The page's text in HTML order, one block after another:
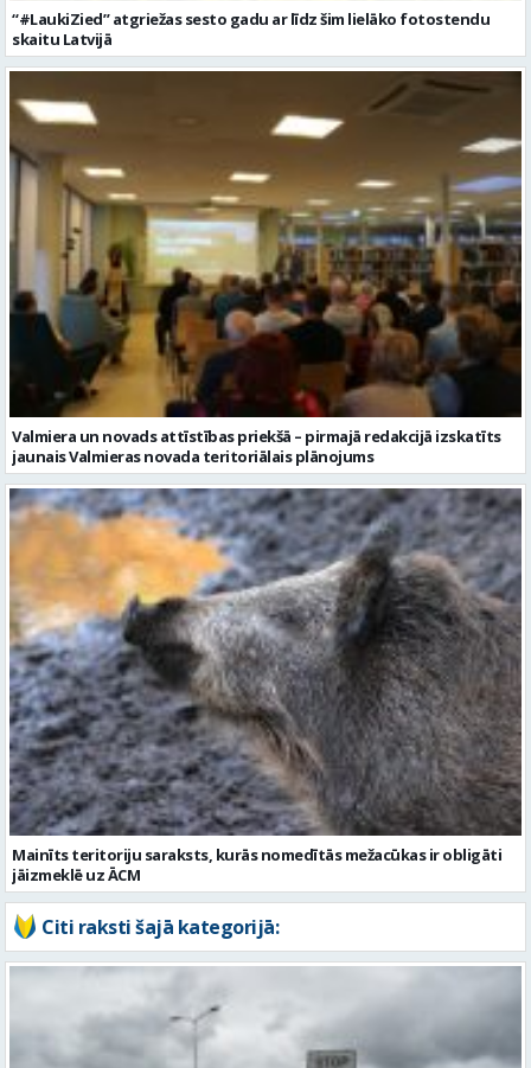
Valmiera un novads attīstības priekšā – pirmajā redakcijā izskatīts
jaunais Valmieras novada teritoriālais plānojums
Mainīts teritoriju saraksts, kurās nomedītās mežacūkas ir obligāti
jāizmeklē uz ĀCM
Citi raksti šajā kategorijā: